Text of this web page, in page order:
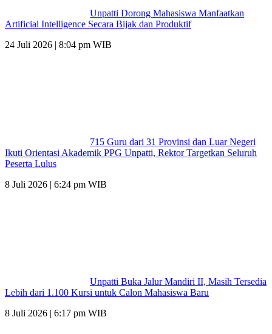
Unpatti Dorong Mahasiswa Manfaatkan
Artificial Intelligence Secara Bijak dan Produktif
24 Juli 2026 | 8:04 pm WIB
715 Guru dari 31 Provinsi dan Luar Negeri
Ikuti Orientasi Akademik PPG Unpatti, Rektor Targetkan Seluruh
Peserta Lulus
8 Juli 2026 | 6:24 pm WIB
Unpatti Buka Jalur Mandiri II, Masih Tersedia
Lebih dari 1.100 Kursi untuk Calon Mahasiswa Baru
8 Juli 2026 | 6:17 pm WIB